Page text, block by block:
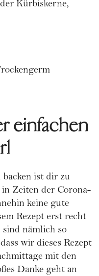
Kürbiskerne,
einfachen
ist dir zu
Zeiten der Corona-
keine gute
Rezept erst recht
nämlich so
wir dieses Rezept
mit den
Danke geht an